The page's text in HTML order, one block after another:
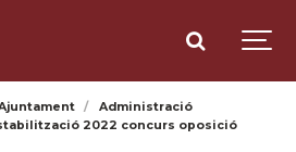
Administració
2022 concurs oposició